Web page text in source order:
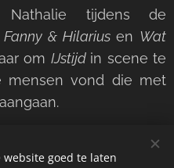
Nathalie tijdens de
Fanny & Hilariusen Wat
om IJstijd in scene te
mensen vond die met
goed te laten